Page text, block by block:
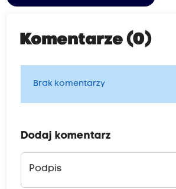
Komentarze (0)
Brak komentarzy
Dodaj komentarz
Podpis